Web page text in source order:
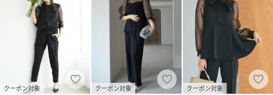
クーポン対象 クーポン対象 クーポン対象